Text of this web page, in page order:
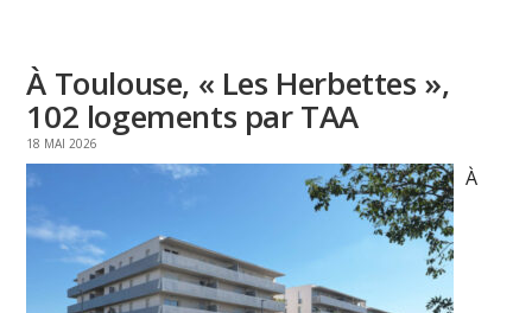
À Toulouse, « Les Herbettes »,
102 logements par TAA
18 MAI 2026
À